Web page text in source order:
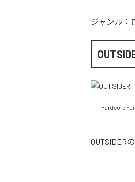
ジャンル：
Hardcore
OUTSIDER